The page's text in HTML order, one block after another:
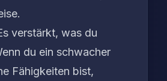
verstärkt, was du
du ein schwacher
Fähigkeiten bist,